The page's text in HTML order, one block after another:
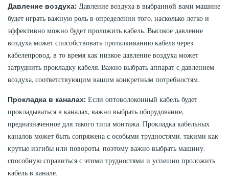
Давление воздуха: Давление воздуха в выбранной вами машине
будет играть важную роль в определении того, насколько легко и
эффективно можно будет проложить кабель. Высокое давление
воздуха может способствовать проталкиванию кабеля через
кабелепровод, в то время как низкое давление воздуха может
затруднить прокладку кабеля. Важно выбрать аппарат с давлением
воздуха, соответствующим вашим конкретным потребностям.
Прокладка в каналах: Если оптоволоконный кабель будет
прокладываться в каналах, важно выбрать оборудование,
предназначенное для такого типа монтажа. Прокладка кабельных
каналов может быть сопряжена с особыми трудностями, такими как
крутые изгибы или повороты, поэтому важно выбрать машину,
способную справиться с этими трудностями и успешно проложить
кабель в канале.